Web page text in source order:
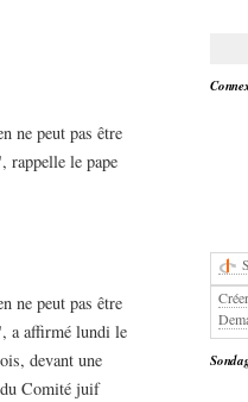
ne peut pas être
rappelle le pape
ne peut pas être
a affirmé lundi le
devant une
Comité juif